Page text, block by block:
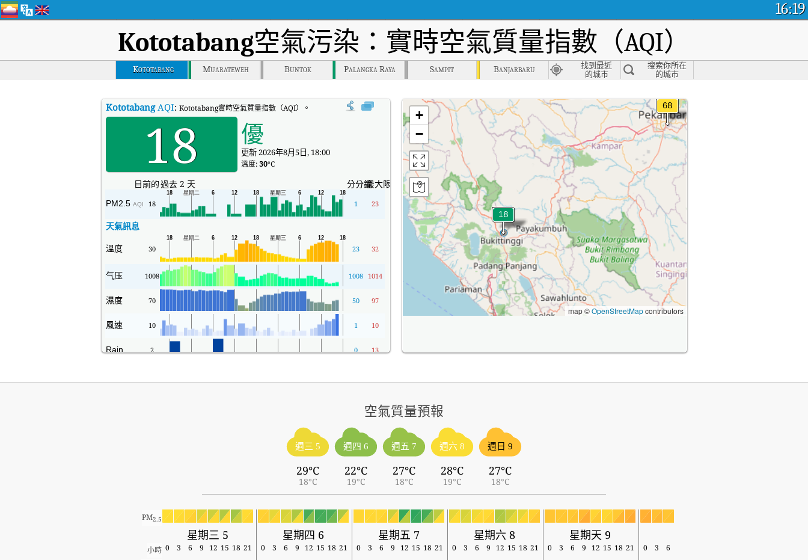
16:19
Kototabang空氣污染：實時空氣質量指數（AQI）
Kototabang Muarateweh Buntok Palangka Raya Sampit Banjarbaru
找到最近
的城市
搜索你所在
的城市
KototabangAQI: Kototabang實時空氣質量指數（AQI）。
18 優
更新 2026年8月5日, 18:00
溫度:30°C
目前的過去 2 天 分分鐘最大限度
PM2.5 AQI 18 1 23
天氣訊息
溫度 30 23 32
气压 1008 1008 1014
濕度 70 50 97
風速 10 1 10
Rain 2 0 13
+
−
map ©OpenStreetMapcontributors
空氣質量預報
週三 5
29°C
18°C
週四 6
22°C
19°C
週五 7
27°C
18°C
週六 8
28°C
19°C
週日 9
27°C
18°C
PM2.5
星期三 5 星期四 6 星期五 7 星期六 8 星期天 9
小時 0 3 6 9 12 15 18 21 0 3 6 9 12 15 18 21 0 3 6 9 12 15 18 21 0 3 6 9 12 15 18 21 0 3 6 9 12 15 18 21 0 3
6